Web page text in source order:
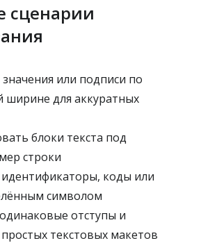
сценарии
или подписи по
ширине для аккуратных
блоки текста под
строки
коды или
символом
отступы и
текстовых макетов